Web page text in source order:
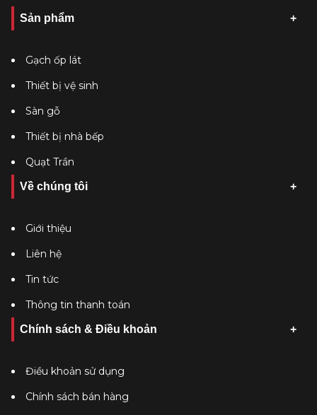
Sản phẩm
Gạch ốp lát
Thiết bị vệ sinh
Sàn gỗ
Thiết bị nhà bếp
Quạt Trần
Về chúng tôi
Giới thiệu
Liên hệ
Tin tức
Thông tin thanh toán
Chính sách & Điều khoản
Điều khoản sử dụng
Chính sách bán hàng